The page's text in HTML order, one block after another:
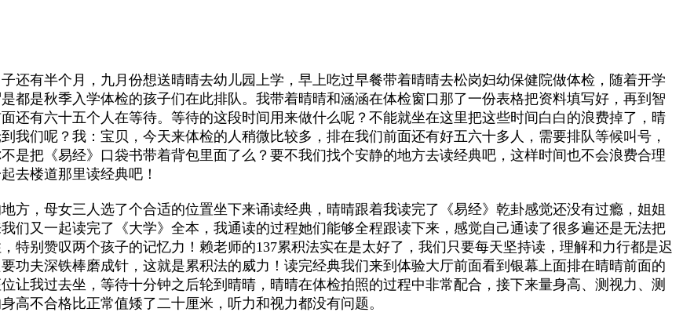
还有半个月，九月份想送晴晴去幼儿园上学，早上吃过早餐带着晴晴去松岗妇幼保健院做体检，随着开学
都是秋季入学体检的孩子们在此排队。我带着晴晴和涵涵在体检窗口那了一份表格把资料填写好，再到智
还有六十五个人在等待。等待的这段时间用来做什么呢？不能就坐在这里把这些时间白白的浪费掉了，晴
我们呢？我：宝贝，今天来体检的人稍微比较多，排在我们前面还有好五六十多人，需要排队等候叫号，
是把《易经》口袋书带着背包里面了么？要不我们找个安静的地方去读经典吧，这样时间也不会浪费合理
去楼道那里读经典吧！
方，母女三人选了个合适的位置坐下来诵读经典，晴晴跟着我读完了《易经》乾卦感觉还没有过瘾，姐姐
们又一起读完了《大学》全本，我通读的过程她们能够全程跟读下来，感觉自己通读了很多遍还是无法把
特别赞叹两个孩子的记忆力！赖老师的137累积法实在是太好了，我们只要每天坚持读，理解和力行都是迟
功夫深铁棒磨成针，这就是累积法的威力！读完经典我们来到体验大厅前面看到银幕上面排在晴晴前面的
让我过去坐，等待十分钟之后轮到晴晴，晴晴在体检拍照的过程中非常配合，接下来量身高、测视力、测
高不合格比正常值矮了二十厘米，听力和视力都没有问题。